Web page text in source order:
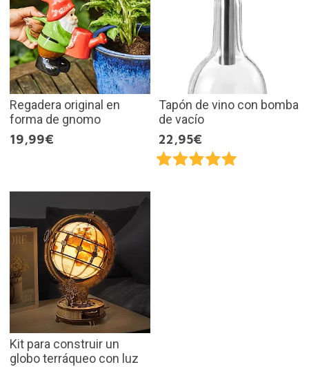
Regadera original en
forma de gnomo
19,99€
Tapón de vino con bomba
de vacío
22,95€
Kit para construir un
globo terráqueo con luz